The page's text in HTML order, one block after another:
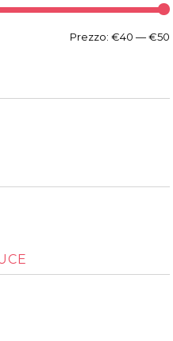
Prezzo: €40 —€50